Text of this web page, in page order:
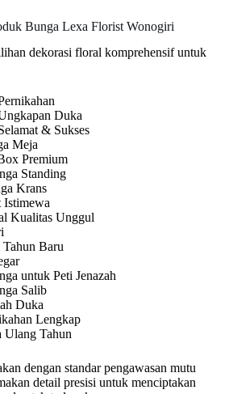
Bunga Lexa Florist Wonogiri
dekorasi floral komprehensif untuk
Duka
& Sukses
Meja
Premium
Standing
Krans
Istimewa
Kualitas Unggul
Baru
untuk Peti Jenazah
Salib
Duka
Lengkap
Ulang Tahun
dengan standar pengawasan mutu
detail presisi untuk menciptakan